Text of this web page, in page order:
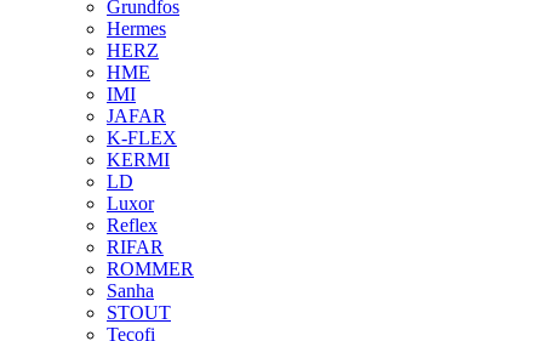
Grundfos
Hermes
HERZ
HME
IMI
JAFAR
K-FLEX
KERMI
LD
Luxor
Reflex
RIFAR
ROMMER
Sanha
STOUT
Tecofi